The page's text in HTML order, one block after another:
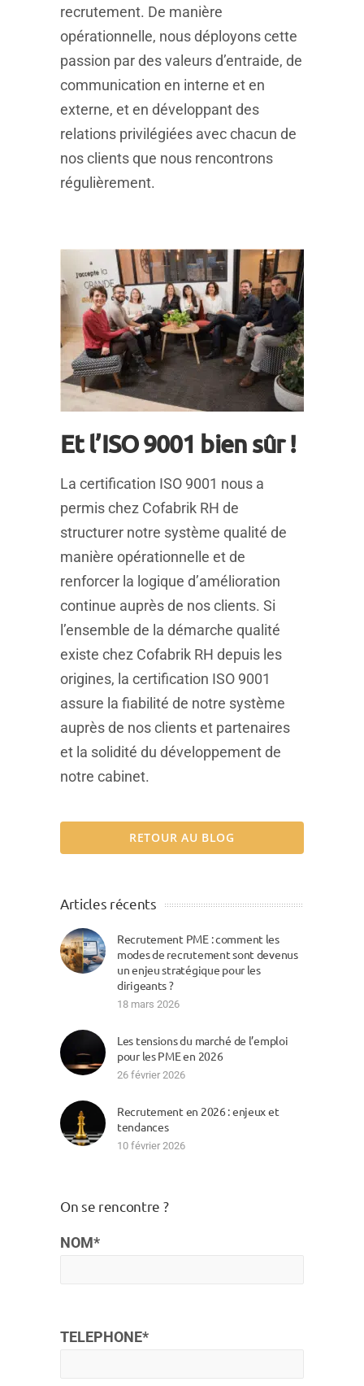
recrutement. De manière
opérationnelle, nous déployons cette
passion par des valeurs d’entraide, de
communication en interne et en
externe, et en développant des
relations privilégiées avec chacun de
nos clients que nous rencontrons
régulièrement.
Et l’ISO 9001 bien sûr !
La certification ISO 9001 nous a
permis chez Cofabrik RH de
structurer notre système qualité de
manière opérationnelle et de
renforcer la logique d’amélioration
continue auprès de nos clients. Si
l’ensemble de la démarche qualité
existe chez Cofabrik RH depuis les
origines, la certification ISO 9001
assure la fiabilité de notre système
auprès de nos clients et partenaires
et la solidité du développement de
notre cabinet.
RETOUR AU BLOG
Articles récents
Recrutement PME : comment les
modes de recrutement sont devenus
un enjeu stratégique pour les
dirigeants ?
18 mars 2026
Les tensions du marché de l’emploi
pour les PME en 2026
26 février 2026
Recrutement en 2026 : enjeux et
tendances
10 février 2026
On se rencontre ?
NOM*
TELEPHONE*